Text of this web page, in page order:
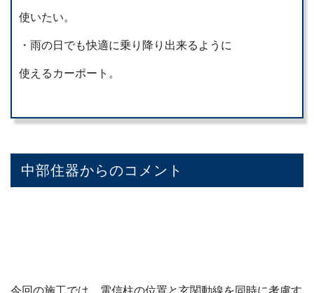
使いたい。
・雨の日でも快適に乗り降り出来るように
使えるカーポート。
中部住器からのコメント
今回の施工では、電信柱の位置と玄関動線を同時に考慮す